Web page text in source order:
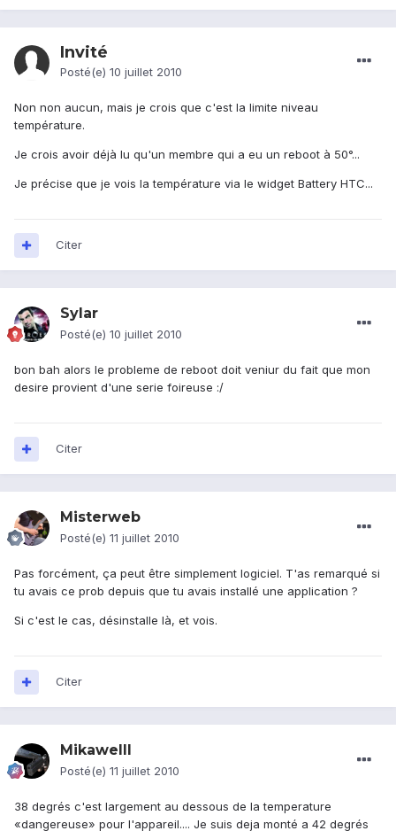
Invité
Posté(e) 10 juillet 2010
Non non aucun, mais je crois que c'est la limite niveau
température.
Je crois avoir déjà lu qu'un membre qui a eu un reboot à 50°...
Je précise que je vois la température via le widget Battery HTC...
Citer
Sylar
Posté(e) 10 juillet 2010
bon bah alors le probleme de reboot doit veniur du fait que mon
desire provient d'une serie foireuse :/
Citer
Misterweb
Posté(e) 11 juillet 2010
Pas forcément, ça peut être simplement logiciel. T'as remarqué si
tu avais ce prob depuis que tu avais installé une application ?
Si c'est le cas, désinstalle là, et vois.
Citer
Mikawelll
Posté(e) 11 juillet 2010
38 degrés c'est largement au dessous de la temperature
«dangereuse» pour l'appareil.... Je suis deja monté a 42 degrés